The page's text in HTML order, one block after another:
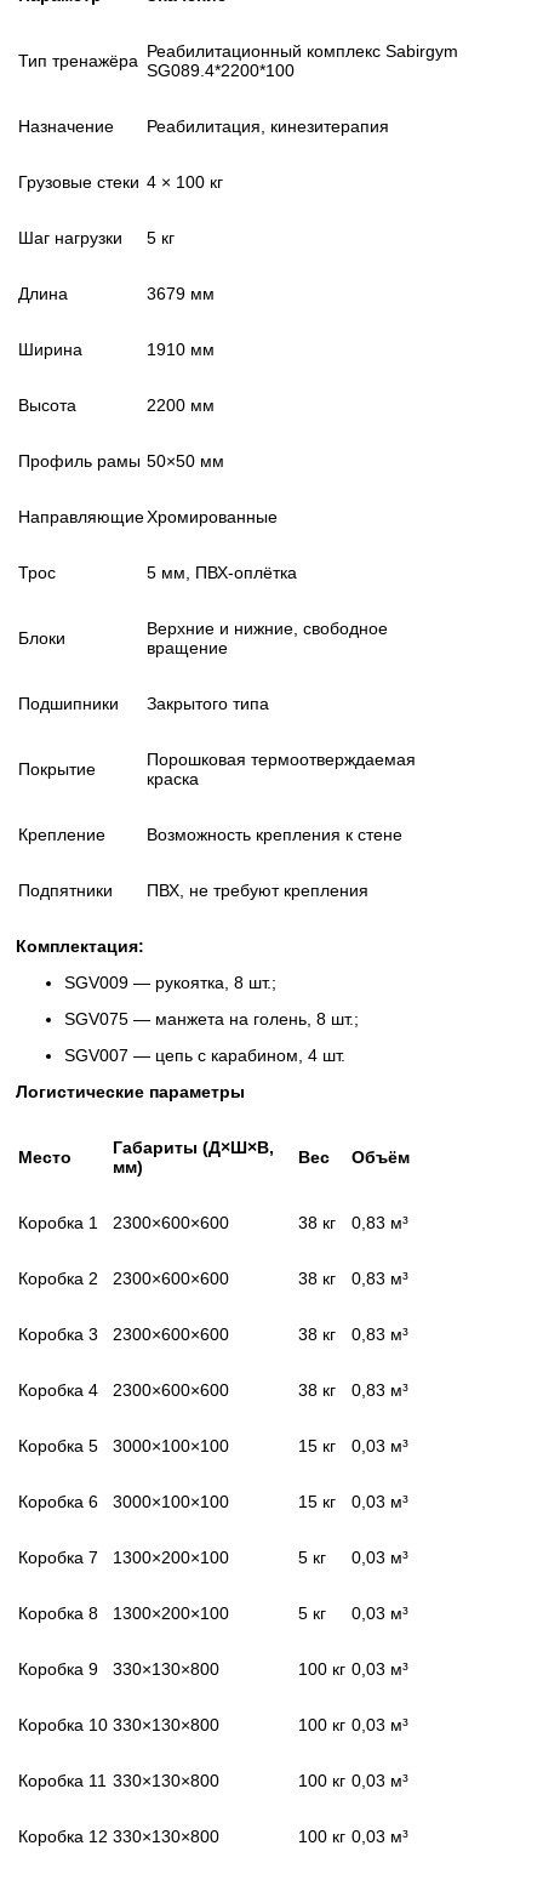
Тип тренажёра Реабилитационный комплекс Sabirgym
SG089.4*2200*100
Назначение Реабилитация, кинезитерапия
Грузовые стеки 4 × 100 кг
Шаг нагрузки 5 кг
Длина 3679 мм
Ширина 1910 мм
Высота 2200 мм
Профиль рамы 50×50 мм
НаправляющиеХромированные
Трос 5 мм, ПВХ-оплётка
Блоки
Верхние и нижние, свободное
вращение
Подшипники Закрытого типа
Покрытие
Порошковая термоотверждаемая
краска
Крепление Возможность крепления к стене
Подпятники ПВХ, не требуют крепления
Комплектация:
SGV009 — рукоятка, 8 шт.;
SGV075 — манжета на голень, 8 шт.;
SGV007 — цепь с карабином, 4 шт.
Логистические параметры
Место
Габариты (Д×Ш×В,
мм)
Вес Объём
Коробка 1 2300×600×600 38 кг 0,83 м³
Коробка 2 2300×600×600 38 кг 0,83 м³
Коробка 3 2300×600×600 38 кг 0,83 м³
Коробка 4 2300×600×600 38 кг 0,83 м³
Коробка 5 3000×100×100 15 кг 0,03 м³
Коробка 6 3000×100×100 15 кг 0,03 м³
Коробка 7 1300×200×100 5 кг 0,03 м³
Коробка 8 1300×200×100 5 кг 0,03 м³
Коробка 9 330×130×800 100 кг 0,03 м³
Коробка 10 330×130×800 100 кг 0,03 м³
Коробка 11 330×130×800 100 кг 0,03 м³
Коробка 12 330×130×800 100 кг 0,03 м³